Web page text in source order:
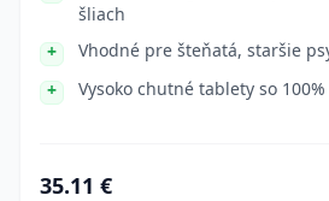
šliach
Vhodné pre šteňatá, staršie
Vysoko chutné tablety so
35.11 €